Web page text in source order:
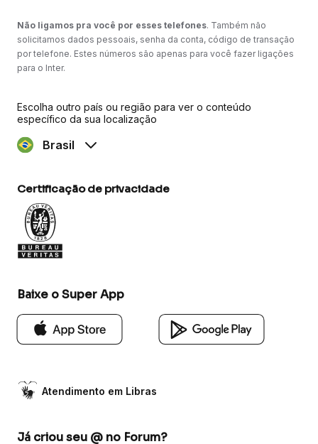
Não ligamos pra você por esses telefones. Também não
solicitamos dados pessoais, senha da conta, código de transação
por telefone. Estes números são apenas para você fazer ligações
para o Inter.
Escolha outro país ou região para ver o conteúdo
específico da sua localização
Brasil
Certificação de privacidade
Baixe o Super App
Atendimento em Libras
Já criou seu @ no Forum?